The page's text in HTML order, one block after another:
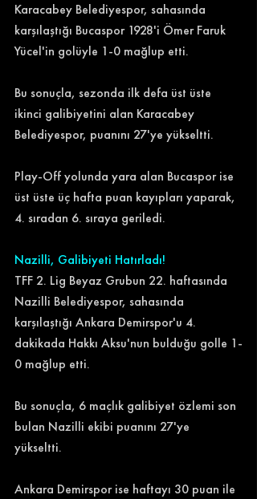
Karacabey Belediyespor, sahasında
karşılaştığı Bucaspor 1928'i Ömer Faruk
Yücel'in golüyle 1-0 mağlup etti.
Bu sonuçla, sezonda ilk defa üst üste
ikinci galibiyetini alan Karacabey
Belediyespor, puanını 27'ye yükseltti.
Play-Off yolunda yara alan Bucaspor ise
üst üste üç hafta puan kayıpları yaparak,
4. sıradan 6. sıraya geriledi.
Nazilli, Galibiyeti Hatırladı!
TFF 2. Lig Beyaz Grubun 22. haftasında
Nazilli Belediyespor, sahasında
karşılaştığı Ankara Demirspor'u 4.
dakikada Hakkı Aksu'nun bulduğu golle 1-
0 mağlup etti.
Bu sonuçla, 6 maçlık galibiyet özlemi son
bulan Nazilli ekibi puanını 27'ye
yükseltti.
Ankara Demirspor ise haftayı 30 puan ile